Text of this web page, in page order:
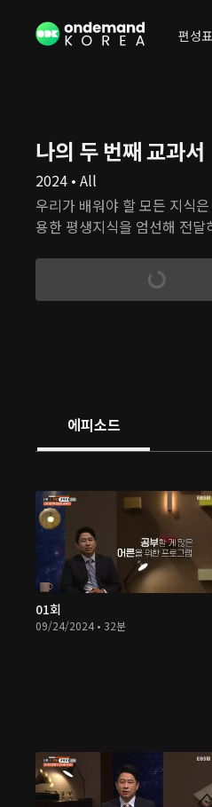
편성표
나의 두 번째 교과서
2024 • All
우리가 배워야 할 모든 지식
용한 평생지식을 엄선해 전달
에피소드
01회
09/24/2024 • 32분